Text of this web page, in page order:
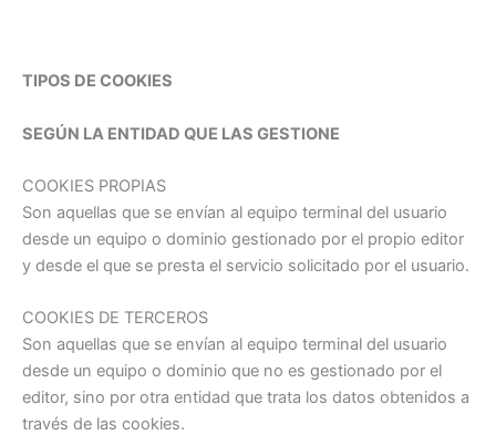
TIPOS DE COOKIES
SEGÚN LA ENTIDAD QUE LAS GESTIONE
COOKIES PROPIAS
Son aquellas que se envían al equipo terminal del usuario
desde un equipo o dominio gestionado por el propio editor
y desde el que se presta el servicio solicitado por el usuario.
COOKIES DE TERCEROS
Son aquellas que se envían al equipo terminal del usuario
desde un equipo o dominio que no es gestionado por el
editor, sino por otra entidad que trata los datos obtenidos a
través de las cookies.